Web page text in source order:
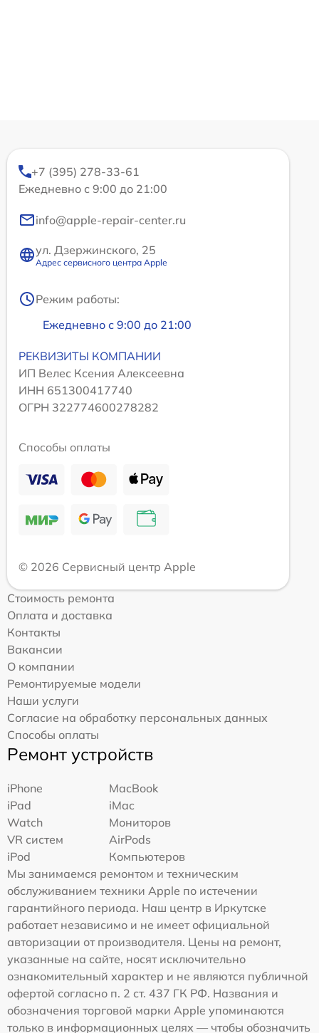
+7 (395) 278-33-61
Ежедневно с 9:00 до 21:00
info@apple-repair-center.ru
ул. Дзержинского, 25
Адрес сервисного центра Apple
Режим работы:
Ежедневно с 9:00 до 21:00
РЕКВИЗИТЫ КОМПАНИИ
ИП Велес Ксения Алексеевна
ИНН 651300417740
ОГРН 322774600278282
Способы оплаты
© 2026 Сервисный центр Apple
Стоимость ремонта
Оплата и доставка
Контакты
Вакансии
О компании
Ремонтируемые модели
Наши услуги
Согласие на обработку персональных данных
Способы оплаты
Ремонт устройств
iPhone
MacBook
iPad
iMac
Watch
Мониторов
VR систем
AirPods
iPod
Компьютеров
Мы занимаемся ремонтом и техническим
обслуживанием техники Apple по истечении
гарантийного периода. Наш центр в Иркутске
работает независимо и не имеет официальной
авторизации от производителя. Цены на ремонт,
указанные на сайте, носят исключительно
ознакомительный характер и не являются публичной
офертой согласно п. 2 ст. 437 ГК РФ. Названия и
обозначения торговой марки Apple упоминаются
только в информационных целях — чтобы обозначить